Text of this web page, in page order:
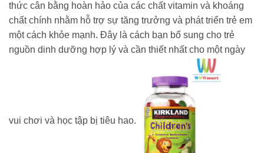
thức cân bằng hoàn hảo của các chất vitamin và khoáng
chất chính nhằm hỗ trợ sự tăng trưởng và phát triển trẻ em
một cách khỏe mạnh. Đây là cách bạn bổ sung cho trẻ
nguồn dinh dưỡng hợp lý và cần thiết nhất cho một ngày
vui chơi và học tập bị tiêu hao.